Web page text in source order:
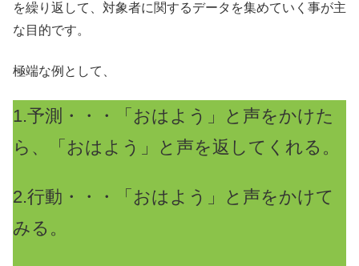
を繰り返して、対象者に関するデータを集めていく事が主
な目的です。
極端な例として、
1.予測・・・「おはよう」と声をかけた
ら、「おはよう」と声を返してくれる。
2.行動・・・「おはよう」と声をかけて
みる。